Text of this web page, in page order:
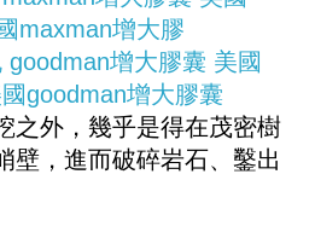
maxman增大膠
goodman增大膠囊 美國
goodman增大膠囊
之外，幾乎是得在茂密樹
壁，進而破碎岩石、鑿出